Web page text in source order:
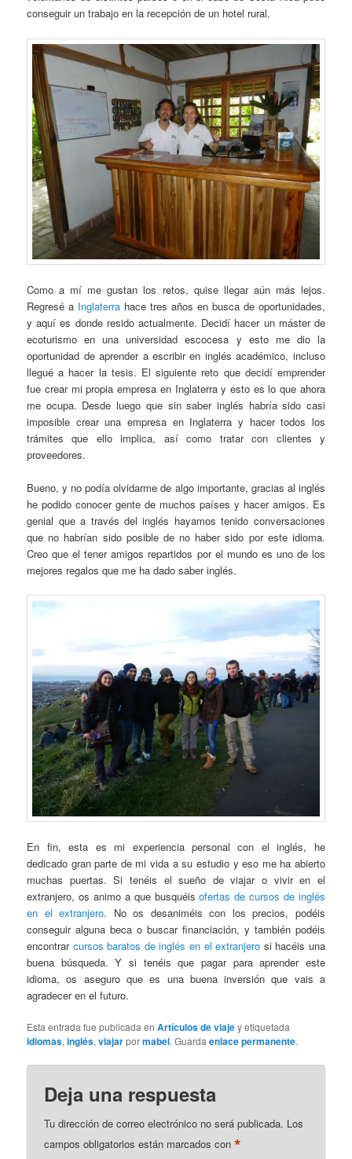
conseguir un trabajo en la recepción de un hotel rural.
Como a mí me gustan los retos, quise llegar aún más lejos.
Regresé a Inglaterra hace tres años en busca de oportunidades,
y aquí es donde resido actualmente. Decidí hacer un máster de
ecoturismo en una universidad escocesa y esto me dio la
oportunidad de aprender a escribir en inglés académico, incluso
llegué a hacer la tesis. El siguiente reto que decidí emprender
fue crear mi propia empresa en Inglaterra y esto es lo que ahora
me ocupa. Desde luego que sin saber inglés habría sido casi
imposible crear una empresa en Inglaterra y hacer todos los
trámites que ello implica, así como tratar con clientes y
proveedores.
Bueno, y no podía olvidarme de algo importante, gracias al inglés
he podido conocer gente de muchos países y hacer amigos. Es
genial que a través del inglés hayamos tenido conversaciones
que no habrían sido posible de no haber sido por este idioma.
Creo que el tener amigos repartidos por el mundo es uno de los
mejores regalos que me ha dado saber inglés.
En fin, esta es mi experiencia personal con el inglés, he
dedicado gran parte de mi vida a su estudio y eso me ha abierto
muchas puertas. Si tenéis el sueño de viajar o vivir en el
extranjero, os animo a que busquéisofertas de cursos de inglés
en el extranjero. No os desaniméis con los precios, podéis
conseguir alguna beca o buscar financiación, y también podéis
encontrar cursos baratos de inglés en el extranjero si hacéis una
buena búsqueda. Y si tenéis que pagar para aprender este
idioma, os aseguro que es una buena inversión que vais a
agradecer en el futuro.
Esta entrada fue publicada enArtículos de viajey etiquetada
idiomas,inglés,viajarpormabel. Guardaenlace permanente.
Deja una respuesta
Tu dirección de correo electrónico no será publicada. Los
campos obligatorios están marcados con*